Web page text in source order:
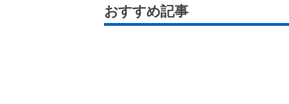
おすすめ記事